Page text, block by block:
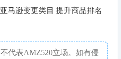
马逊变更类目 提升商品排名
代表AMZ520立场。如有侵